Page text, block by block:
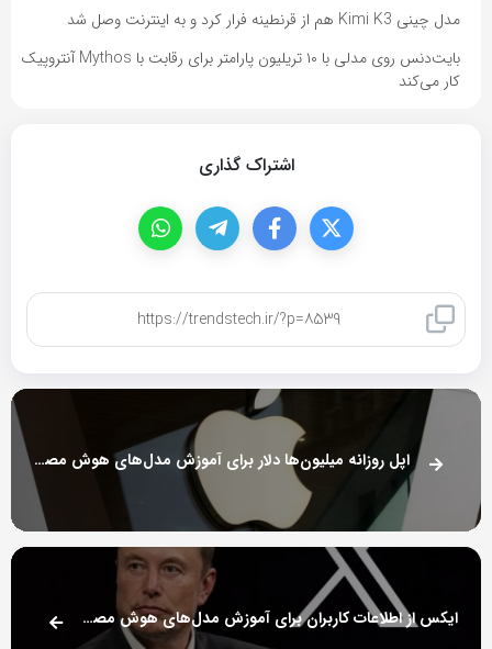
مدل چینی Kimi K3 هم از قرنطینه فرار کرد و به اینترنت وصل شد
بایت‌دنس روی مدلی با ۱۰ تریلیون پارامتر برای رقابت با Mythos آنتروپیک
کار می‌کند
اشتراک گذاری
اپل روزانه میلیون‌ها دلار برای آموزش مدل‌های هوش مصنوعی هزینه می‌کند
ایکس از اطلاعات کاربران برای آموزش مدل‌های هوش مصنوعی استفاده خواهد کرد